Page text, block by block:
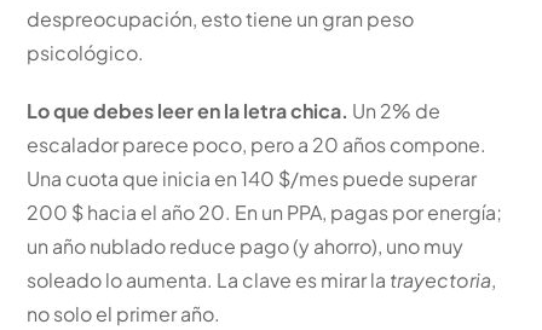
despreocupación, esto tiene un gran peso
psicológico.
Lo que debes leer en la letra chica. Un 2% de
escalador parece poco, pero a 20 años compone.
Una cuota que inicia en 140 $/mes puede superar
200 $ hacia el año 20. En un PPA, pagas por energía;
un año nublado reduce pago (y ahorro), uno muy
soleado lo aumenta. La clave es mirar la trayectoria,
no solo el primer año.